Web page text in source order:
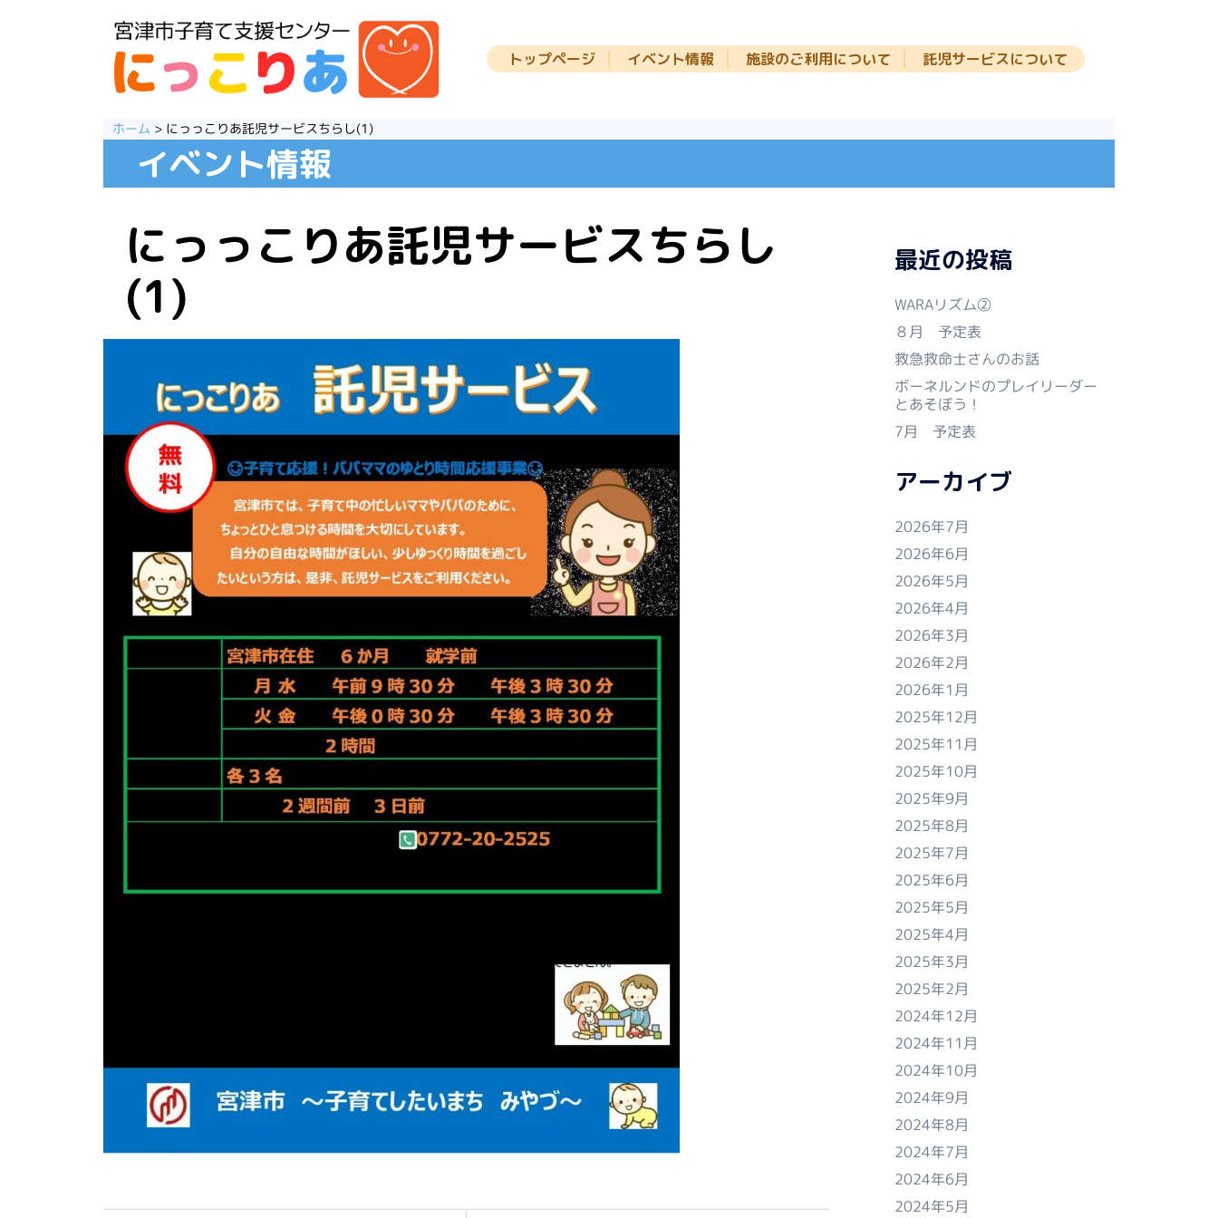
トップページ イベント情報 施設のご利用について 託児サービスについて
ホーム > にっっこりあ託児サービスちらし(1)
イベント情報
にっっこりあ託児サービスちらし
(1)
最近の投稿
WARAリズム②
８月 予定表
救急救命士さんのお話
ボーネルンドのプレイリーダー
とあそぼう！
7月 予定表
アーカイブ
2026年7月
2026年6月
2026年5月
2026年4月
2026年3月
2026年2月
2026年1月
2025年12月
2025年11月
2025年10月
2025年9月
2025年8月
2025年7月
2025年6月
2025年5月
2025年4月
2025年3月
2025年2月
2024年12月
2024年11月
2024年10月
2024年9月
2024年8月
2024年7月
2024年6月
2024年5月